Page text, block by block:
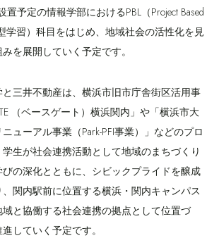
予定の情報学部におけるPBL（Project Based
学習）科目をはじめ、地域社会の活性化を見
を展開していく予定です。
三井不動産は、横浜市旧市庁舎街区活用事
（ベースゲート）横浜関内」や「横浜市大
ューアル事業（Park-PFI事業）」などのプロ
生が社会連携活動として地域のまちづくり
の深化とともに、シビックプライドを醸成
関内駅前に位置する横浜・関内キャンパス
と協働する社会連携の拠点として位置づ
していく予定です。